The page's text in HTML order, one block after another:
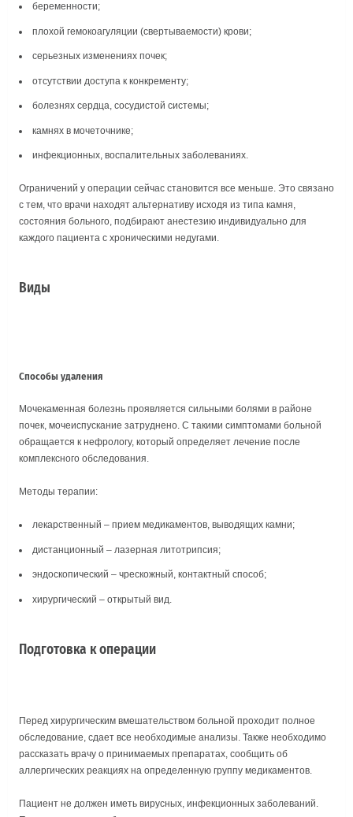
беременности;
плохой гемокоагуляции (свертываемости) крови;
серьезных изменениях почек;
отсутствии доступа к конкременту;
болезнях сердца, сосудистой системы;
камнях в мочеточнике;
инфекционных, воспалительных заболеваниях.
Ограничений у операции сейчас становится все меньше. Это связано
с тем, что врачи находят альтернативу исходя из типа камня,
состояния больного, подбирают анестезию индивидуально для
каждого пациента с хроническими недугами.
Виды
Способы удаления
Мочекаменная болезнь проявляется сильными болями в районе
почек, мочеиспускание затруднено. С такими симптомами больной
обращается к нефрологу, который определяет лечение после
комплексного обследования.
Методы терапии:
лекарственный – прием медикаментов, выводящих камни;
дистанционный – лазерная литотрипсия;
эндоскопический – чрескожный, контактный способ;
хирургический – открытый вид.
Подготовка к операции
Перед хирургическим вмешательством больной проходит полное
обследование, сдает все необходимые анализы. Также необходимо
рассказать врачу о принимаемых препаратах, сообщить об
аллергических реакциях на определенную группу медикаментов.
Пациент не должен иметь вирусных, инфекционных заболеваний.